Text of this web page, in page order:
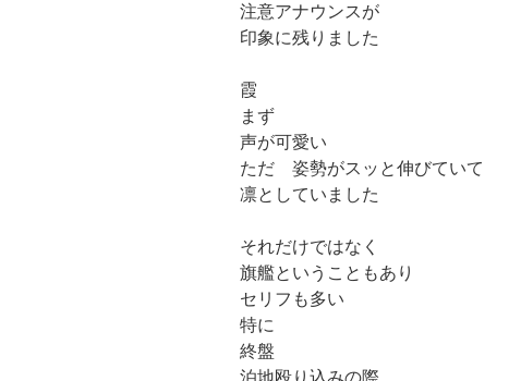
注意アナウンスが
印象に残りました
霞
まず
声が可愛い
ただ 姿勢がスッと伸びていて
凛としていました
それだけではなく
旗艦ということもあり
セリフも多い
特に
終盤
泊地殴り込みの際